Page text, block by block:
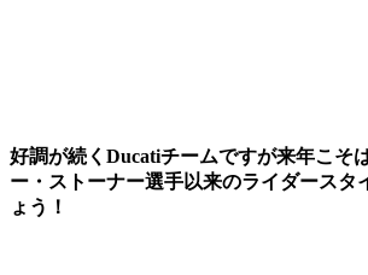
好調が続くDucatiチームですが来年こそ
ー・ストーナー選手以来のライダースタ
ょう！